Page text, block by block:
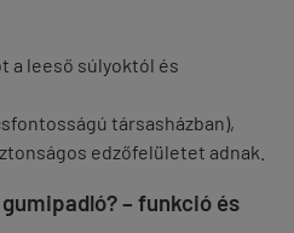
a leeső súlyoktól és
társasházban),
edzőfelületet adnak.
– funkció és